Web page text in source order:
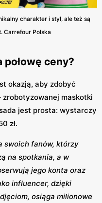
charakter i styl, ale też są
Carrefour Polska
ceny?
okazją, aby zdobyć
zrobotyzowanej maskotki
jest prosta: wystarczy
zł.
swoich fanów, którzy
na spotkania, a w
jego konta oraz
influencer, dzięki
osiąga milionowe